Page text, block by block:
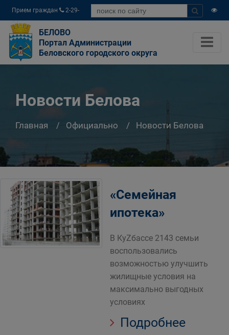
Прием граждан
2-29-
04
БЕЛОВО
Портал Администрации
Беловского городского округа
Новости Белова
Главная Официально Новости Белова
«Семейная
ипотека»
В КуZбассе 2143 семьи
воспользовались
возможностью улучшить
жилищные условия на
максимально выгодных
условиях
Подробнее